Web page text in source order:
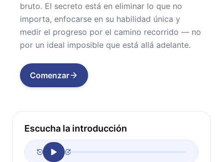
bruto. El secreto está en eliminar lo que no
importa, enfocarse en su habilidad única y
medir el progreso por el camino recorrido — no
por un ideal imposible que está allá adelante.
Comenzar
Escucha la introducción